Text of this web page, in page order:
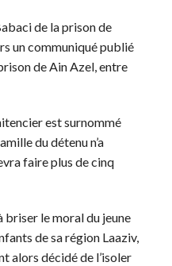
de la prison de
un communiqué publié
de Ain Azel, entre
est surnommé
du détenu n’a
faire plus de cinq
briser le moral du jeune
de sa région Laaziv,
alors décidé de l’isoler